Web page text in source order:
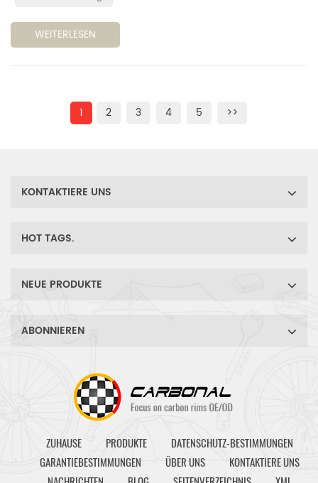
WEITERLESEN
1 2 3 4 5 >>
KONTAKTIERE UNS
HOT TAGS.
NEUE PRODUKTE
ABONNIEREN
ZUHAUSE PRODUKTE
DATENSCHUTZ-BESTIMMUNGEN
GARANTIEBESTIMMUNGEN
ÜBER UNS
KONTAKTIERE UNS